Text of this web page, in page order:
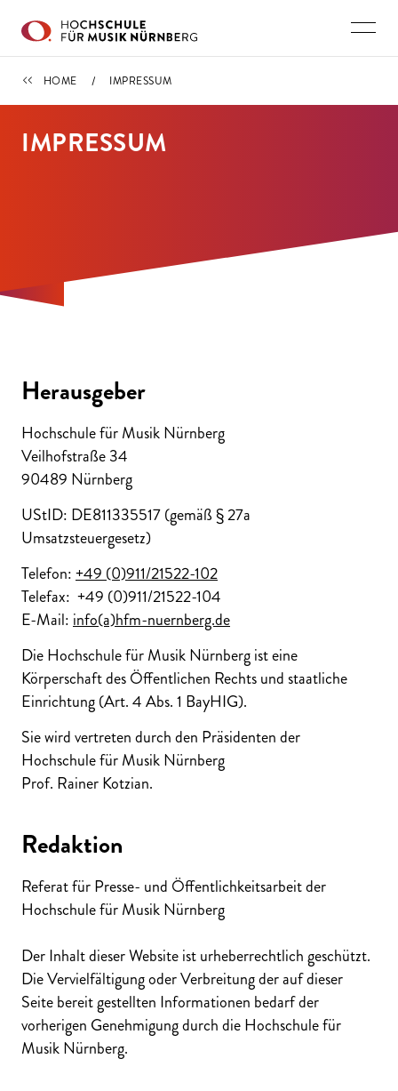
HOME
HOME IMPRESSUM
IMPRESSUM
Herausgeber
Hochschule für Musik Nürnberg
Veilhofstraße 34
90489 Nürnberg
UStID: DE811335517 (gemäß § 27a
Umsatzsteuergesetz)
Telefon:+49 (0)911/21522-102
Telefax: +49 (0)911/21522-104
E-Mail: info(a)hfm-nuernberg.de
Die Hochschule für Musik Nürnberg ist eine
Körperschaft des Öffentlichen Rechts und staatliche
Einrichtung (Art. 4 Abs. 1 BayHIG).
Sie wird vertreten durch den Präsidenten der
Hochschule für Musik Nürnberg
Prof. Rainer Kotzian.
Redaktion
Referat für Presse- und Öffentlichkeitsarbeit der
Hochschule für Musik Nürnberg
Der Inhalt dieser Website ist urheberrechtlich geschützt.
Die Vervielfältigung oder Verbreitung der auf dieser
Seite bereit gestellten Informationen bedarf der
vorherigen Genehmigung durch die Hochschule für
Musik Nürnberg.